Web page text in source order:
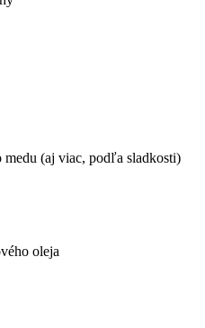
(aj viac, podľa sladkosti)
oleja